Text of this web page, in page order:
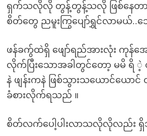
ရှက်သလိုလို တွန့်တွန့်သလို ဖြစ်နေတာတွ
စိတ်တွေ ညမူးကြွပျော်ရွှင်လာမယ်
ဖန်ခကွ်ထဲရှိ ဖျော်ရည်အားလုံး ကုန်အ
လိုက်ပြီးသောအခါတွင်တော့ မမိ ရိ
နဲ ဖျန်းကနဲ ဖြစ်သွားသယောင်ယော
ခံစားလိုက်ရသည် ။
စိတ်လက်ပေါ့ပါးလာသလိုလိုလည်း